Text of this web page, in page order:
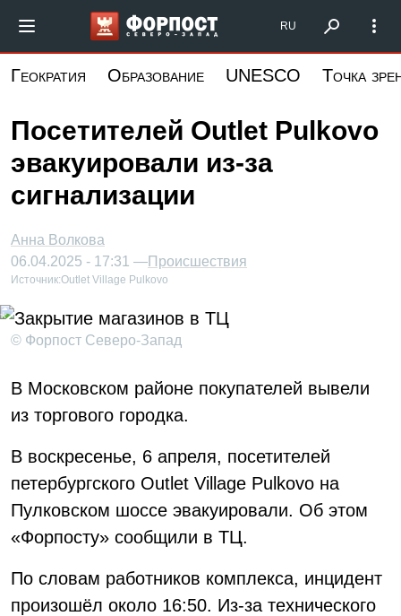
основному
Форпост Северо-Запад
RU
Геократия Образование UNESCO Точка
Посетителей Outlet Pulkovo
эвакуировали из-за
сигнализации
Анна Волкова
06.04.2025 - 17:31 —Происшествия
Источник:Outlet Village Pulkovo
© Форпост Северо-Запад
В Московском районе покупателей вывели
из торгового городка.
В воскресенье, 6 апреля, посетителей
петербургского Outlet Village Pulkovo на
Пулковском шоссе эвакуировали. Об этом
«Форпосту» сообщили в ТЦ.
По словам работников комплекса, инцидент
произошёл около 16:50. Из-за технического